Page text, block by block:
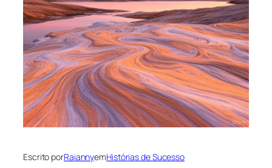
Escrito porRaiannyemHistórias de Sucesso